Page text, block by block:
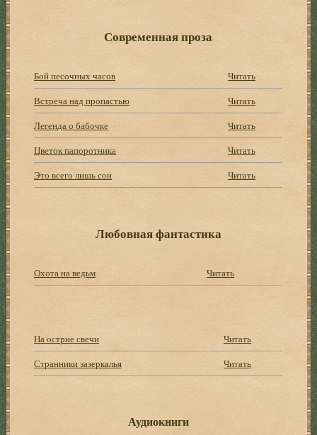
Современная проза
Бой песочных часов
Читать
Встреча над пропастью
Читать
Легенда о бабочке
Читать
Цветок папоротника
Читать
Это всего лишь сон
Читать
Любовная фантастика
Охота на ведьм Читать
На острие свечи
Читать
Странники зазеркалья
Читать
Аудиокниги